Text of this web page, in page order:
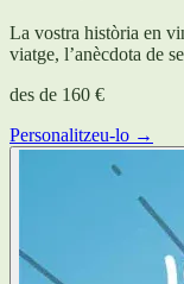
La vostra història en
viatge, l’anècdota de
des de 160 €
Personalitzeu-lo →